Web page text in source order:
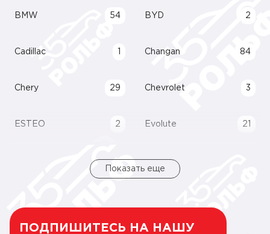
BMW 54 BYD 2
Cadillac Changan 84
Chery 29 Chevrolet 3
ESTEO 2 Evolute 21
Показать еще
ПОДПИШИТЕСЬ НА НАШУ